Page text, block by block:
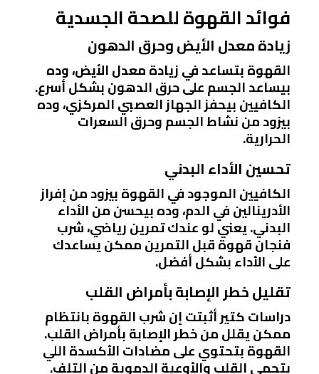
فوائد القهوة للصحة الجسدية
زيادة معدل الأيض وحرق الدهون
القهوة بتساعد في زيادة معدل الأيض، وده
بيساعد الجسم على حرق الدهون بشكل أسرع.
الكافيين بيحفز الجهاز العصبي المركزي، وده
بيزود من نشاط الجسم وحرق السعرات
الحرارية.
تحسين الأداء البدني
الكافيين الموجود في القهوة بيزود من إفراز
الأدرينالين في الدم، وده بيحسن من الأداء
البدني. يعني لو عندك تمرين رياضي، شرب
فنجان قهوة قبل التمرين ممكن يساعدك
على الأداء بشكل أفضل.
تقليل خطر الإصابة بأمراض القلب
دراسات كتير أثبتت إن شرب القهوة بانتظام
ممكن يقلل من خطر الإصابة بأمراض القلب.
القهوة بتحتوي على مضادات الأكسدة اللي
بتحمي القلب والأوعية الدموية من التلف.